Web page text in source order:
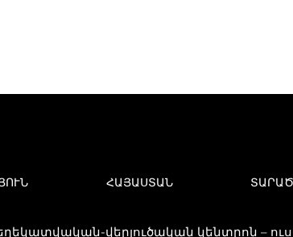
ՀԱՅԱՍՏԱՆ
վերլուծական կենտրոն –